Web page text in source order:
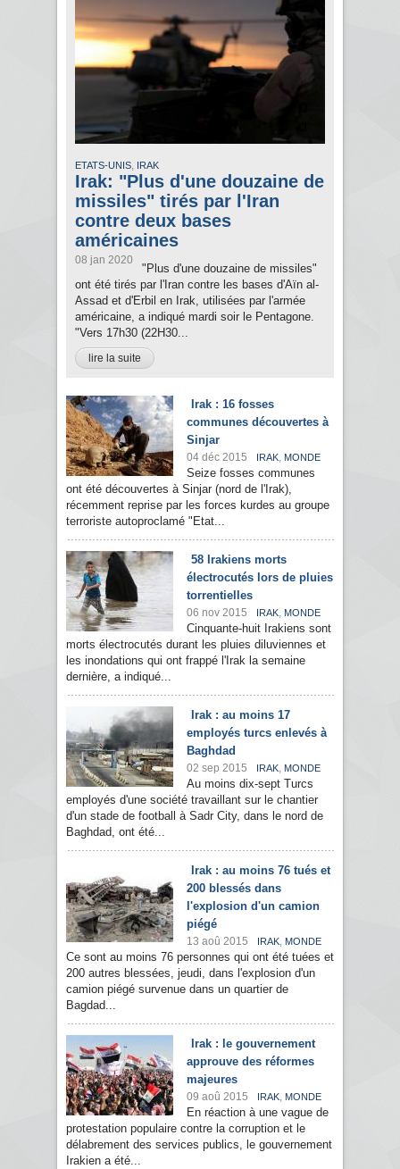
ETATS-UNIS, IRAK
Irak: "Plus d'une douzaine de
missiles" tirés par l'Iran
contre deux bases
américaines
08 jan 2020
"Plus d'une douzaine de missiles"
ont été tirés par l'Iran contre les bases d'Aïn al-
Assad et d'Erbil en Irak, utilisées par l'armée
américaine, a indiqué mardi soir le Pentagone.
"Vers 17h30 (22H30...
lire la suite
Irak : 16 fosses
communes découvertes à
Sinjar
04 déc 2015 IRAK, MONDE
Seize fosses communes
ont été découvertes à Sinjar (nord de l'Irak),
récemment reprise par les forces kurdes au groupe
terroriste autoproclamé "Etat...
58 Irakiens morts
électrocutés lors de pluies
torrentielles
06 nov 2015 IRAK, MONDE
Cinquante-huit Irakiens sont
morts électrocutés durant les pluies diluviennes et
les inondations qui ont frappé l'Irak la semaine
dernière, a indiqué...
Irak : au moins 17
employés turcs enlevés à
Baghdad
02 sep 2015 IRAK, MONDE
Au moins dix-sept Turcs
employés d'une société travaillant sur le chantier
d'un stade de football à Sadr City, dans le nord de
Baghdad, ont été...
Irak : au moins 76 tués et
200 blessés dans
l'explosion d'un camion
piégé
13 aoû 2015 IRAK, MONDE
Ce sont au moins 76 personnes qui ont été tuées et
200 autres blessées, jeudi, dans l'explosion d'un
camion piégé survenue dans un quartier de
Bagdad...
Irak : le gouvernement
approuve des réformes
majeures
09 aoû 2015 IRAK, MONDE
En réaction à une vague de
protestation populaire contre la corruption et le
délabrement des services publics, le gouvernement
Irakien a été...